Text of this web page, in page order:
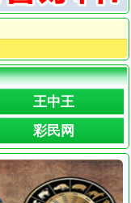
王中王
彩民网